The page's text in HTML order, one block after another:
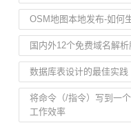
OSM地图本地发布-如何
国内外12个免费域名解
数据库表设计的最佳实践
将命令（/指令）写到一
工作效率